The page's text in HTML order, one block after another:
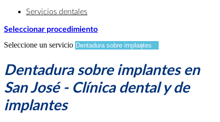
Servicios dentales
Seleccionar procedimiento
Seleccione un servicio
Dentadura sobre implantes en
San José - Clínica dental y de
implantes